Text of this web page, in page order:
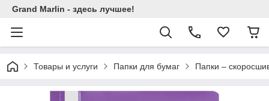
Grand Marlin - здесь лучшее!
Товары и услуги Папки для бумаг Папки –